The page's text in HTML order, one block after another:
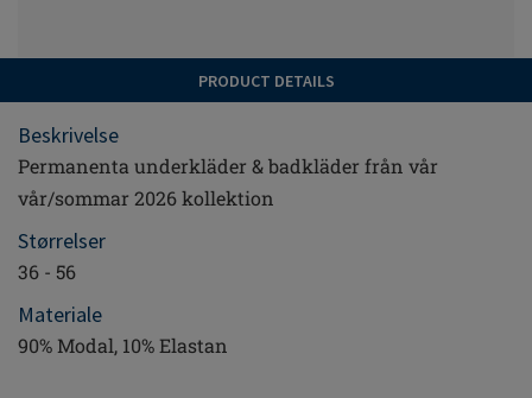
PRODUCT DETAILS
Beskrivelse
Permanenta underkläder & badkläder från vår
vår/sommar 2026 kollektion
Størrelser
36 - 56
Materiale
90% Modal, 10% Elastan